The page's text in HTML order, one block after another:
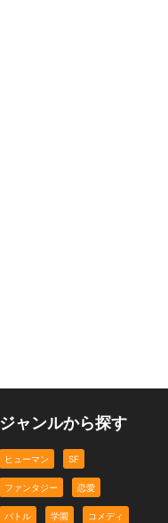
ジャンルから探す
ヒューマン SF
ファンタジー 恋愛
バトル 学園 コメディ